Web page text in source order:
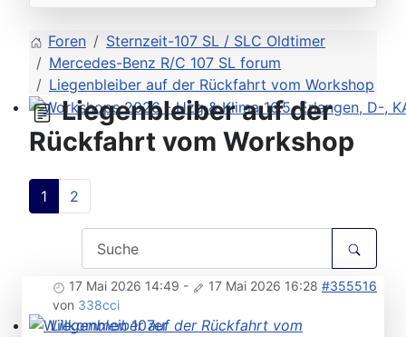
Workshops 2026 - Hzg & Klima 16.5. Erlangen, D-,
Foren
Sternzeit-107 SL / SLC Oldtimer
Mercedes-Benz R/C 107 SL forum
Liegenbleiber auf der Rückfahrt vom Workshop
Liegenbleiber auf der
Rückfahrt vom Workshop
1 2
17 Mai 2026 14:49 - 17 Mai 2026 16:28 #355516
von 338cci
Liegenbleiber auf der Rückfahrt vom